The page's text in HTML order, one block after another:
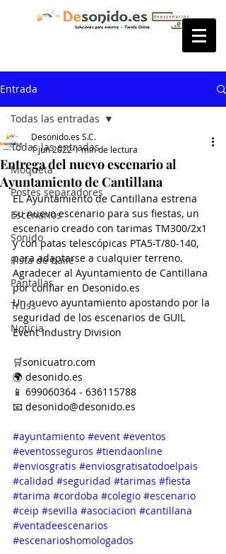
Entrada
Todas las entradas
Moqueta
Postes separadores
Escenarios
Sonido
Pista de baile
Pantallas
Truss
Noticia
Todas las entradas
Entrega del nuevo escenario al
Ayuntamiento de Cantillana
Desonido.es S.C.
1 jun 20221 min de lectura
EL Ayuntamiento de Cantillana estrena
su nuevo escenario para sus fiestas, un
escenario creado con tarimas TM300/2x1
y con patas telescópicas PTA5-T/80-140,
para adaptarse a cualquier terreno.
Agradecer al Ayuntamiento de Cantillana
por confiar en Desonido.es
Un nuevo ayuntamiento apostando por la
seguridad de los escenarios de GUIL
Event Industry Division
🛒sonicuatro.com
🌍 desonido.es
📱 699060364 - 636115788
📧 desonido@desonido.es
#ayuntamiento #event #eventos
#eventosseguros #tiendaonline
#enviosgratis #enviosgratisatodoelpais
#calidad #seguridad #tarimas #fiesta
#tarima #cordoba #colegio #escenario
#ceip #sevilla #asociacion #cantillana
#ventadeescenarios
#escenarioshomologados